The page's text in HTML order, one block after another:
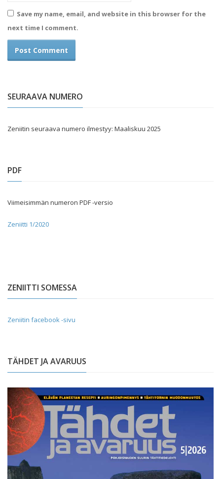
Save my name, email, and website in this browser for the
next time I comment.
SEURAAVA NUMERO
Zeniitin seuraava numero ilmestyy: Maaliskuu 2025
PDF
Viimeisimmän numeron PDF -versio
Zeniitti 1/2020
ZENIITTI SOMESSA
Zeniitin facebook -sivu
TÄHDET JA AVARUUS